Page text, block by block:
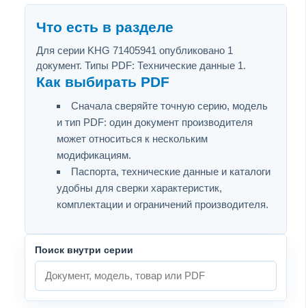
Что есть в разделе
Для серии KHG 71405941 опубликовано 1
документ. Типы PDF: Технические данные 1.
Как выбирать PDF
Сначала сверяйте точную серию, модель
и тип PDF: один документ производителя
может относиться к нескольким
модификациям.
Паспорта, технические данные и каталоги
удобны для сверки характеристик,
комплектации и ограничений производителя.
Поиск внутри серии